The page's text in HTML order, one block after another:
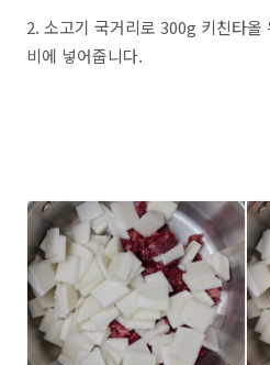
2. 소고기 국거리로 300g 키친타올
비에 넣어줍니다.